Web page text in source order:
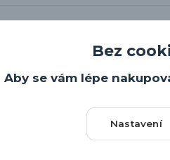
Bez
Aby se vám lépe
Nastavení